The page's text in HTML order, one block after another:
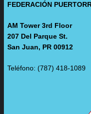
FEDERACIÓN
AM Tower 3rd Floor
207 Del Parque St.
San Juan, PR 00912
Teléfono: (787) 418-1089